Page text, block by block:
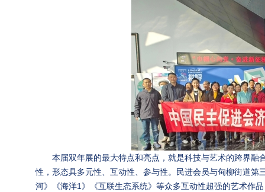
本届双年展的最大特点和亮点，就是科技与艺术的跨界
性，形态具多元性、互动性、参与性。民进会员与甸柳街道
河》《海洋1》《互联生态系统》等众多互动性超强的艺术作